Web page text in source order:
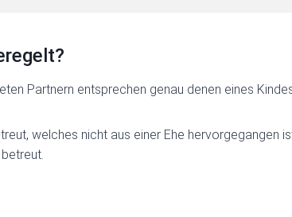
Partnern entsprechen genau denen eines
welches nicht aus einer Ehe hervorgegangen